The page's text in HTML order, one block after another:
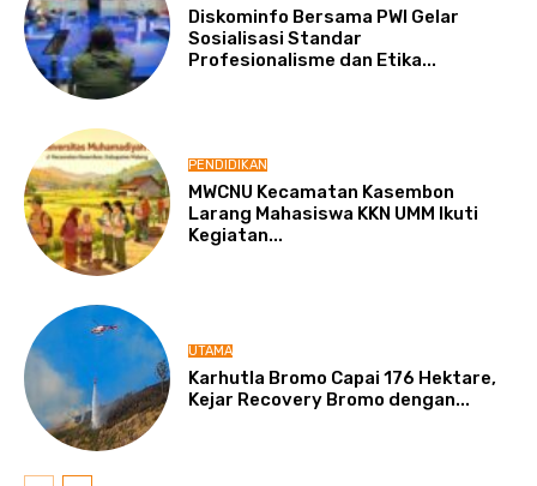
Diskominfo Bersama PWI Gelar
Sosialisasi Standar
Profesionalisme dan Etika...
PENDIDIKAN
MWCNU Kecamatan Kasembon
Larang Mahasiswa KKN UMM Ikuti
Kegiatan...
UTAMA
Karhutla Bromo Capai 176 Hektare,
Kejar Recovery Bromo dengan...